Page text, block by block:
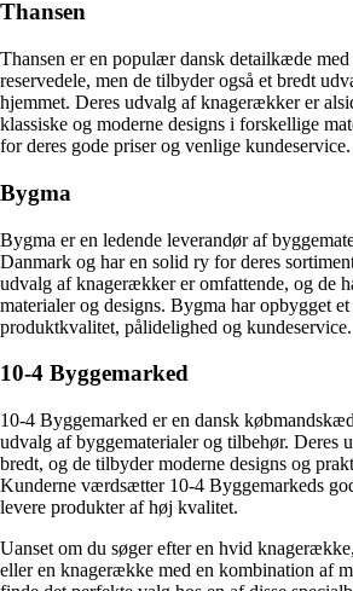
Thansen
Thansen er en populær dansk detailkæde
reservedele, men de tilbyder også et bredt
hjemmet. Deres udvalg af knagerækker er
klassiske og moderne designs i forskellige
for deres gode priser og venlige kundeservice.
Bygma
Bygma er en ledende leverandør af
Danmark og har en solid ry for deres
udvalg af knagerækker er omfattende, og de
materialer og designs. Bygma har opbygget
produktkvalitet, pålidelighed og kundeservice.
10-4 Byggemarked
10-4 Byggemarked er en dansk
udvalg af byggematerialer og tilbehør. Deres
bredt, og de tilbyder moderne designs og
Kunderne værdsætter 10-4 Byggemarkeds
levere produkter af høj kvalitet.
Uanset om du søger efter en hvid
eller en knagerække med en kombination af